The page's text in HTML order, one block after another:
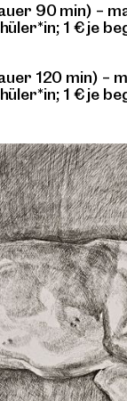
90 min) –
1 € je
120 min) –
1 € je